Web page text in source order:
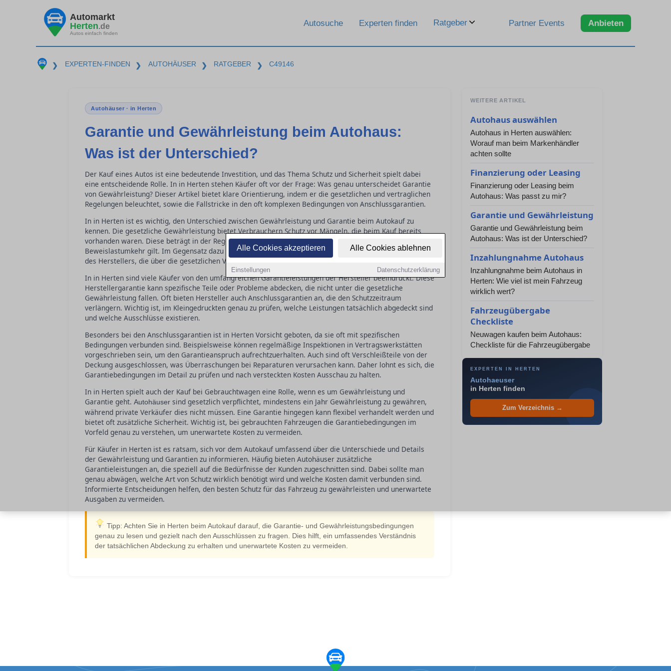
Alle Cookies akzeptieren Alle Cookies ablehnen
Einstellungen Datenschutzerklärung
Automarkt
Herten.de
Autos einfach finden
Autosuche Experten finden Ratgeber Partner Events Anbieten
❯ EXPERTEN-FINDEN ❯ AUTOHÄUSER ❯ RATGEBER ❯ C49146
Autohäuser · in Herten
Garantie und Gewährleistung beim Autohaus:
Was ist der Unterschied?
Der Kauf eines Autos ist eine bedeutende Investition, und das Thema Schutz und Sicherheit spielt dabei
eine entscheidende Rolle. In in Herten stehen Käufer oft vor der Frage: Was genau unterscheidet Garantie
von Gewährleistung? Dieser Artikel bietet klare Orientierung, indem er die gesetzlichen und vertraglichen
Regelungen beleuchtet, sowie die Fallstricke in den oft komplexen Bedingungen von Anschlussgarantien.
In in Herten ist es wichtig, den Unterschied zwischen Gewährleistung und Garantie beim Autokauf zu
kennen. Die gesetzliche Gewährleistung bietet Verbrauchern Schutz vor Mängeln, die beim Kauf bereits
vorhanden waren. Diese beträgt in der Regel zwei Jahre, wobei in den ersten sechs Monaten eine
Beweislastumkehr gilt. Im Gegensatz dazu handelt es sich bei einer Garantie um eine freiwillige Leistung
des Herstellers, die über die gesetzlichen Vorgaben hinausgehen kann.
In in Herten sind viele Käufer von den umfangreichen Garantieleistungen der Hersteller beeindruckt. Diese
Herstellergarantie kann spezifische Teile oder Probleme abdecken, die nicht unter die gesetzliche
Gewährleistung fallen. Oft bieten Hersteller auch Anschlussgarantien an, die den Schutzzeitraum
verlängern. Wichtig ist, im Kleingedruckten genau zu prüfen, welche Leistungen tatsächlich abgedeckt sind
und welche Ausschlüsse existieren.
Besonders bei den Anschlussgarantien ist in Herten Vorsicht geboten, da sie oft mit spezifischen
Bedingungen verbunden sind. Beispielsweise können regelmäßige Inspektionen in Vertragswerkstätten
vorgeschrieben sein, um den Garantieanspruch aufrechtzuerhalten. Auch sind oft Verschleißteile von der
Deckung ausgeschlossen, was Überraschungen bei Reparaturen verursachen kann. Daher lohnt es sich, die
Garantiebedingungen im Detail zu prüfen und nach versteckten Kosten Ausschau zu halten.
In in Herten spielt auch der Kauf bei Gebrauchtwagen eine Rolle, wenn es um Gewährleistung und
Garantie geht. Autohäuser sind gesetzlich verpflichtet, mindestens ein Jahr Gewährleistung zu gewähren,
während private Verkäufer dies nicht müssen. Eine Garantie hingegen kann flexibel verhandelt werden und
bietet oft zusätzliche Sicherheit. Wichtig ist, bei gebrauchten Fahrzeugen die Garantiebedingungen im
Vorfeld genau zu verstehen, um unerwartete Kosten zu vermeiden.
Für Käufer in Herten ist es ratsam, sich vor dem Autokauf umfassend über die Unterschiede und Details
der Gewährleistung und Garantien zu informieren. Häufig bieten Autohäuser zusätzliche
Garantieleistungen an, die speziell auf die Bedürfnisse der Kunden zugeschnitten sind. Dabei sollte man
genau abwägen, welche Art von Schutz wirklich benötigt wird und welche Kosten damit verbunden sind.
Informierte Entscheidungen helfen, den besten Schutz für das Fahrzeug zu gewährleisten und unerwartete
Ausgaben zu vermeiden.
Tipp: Achten Sie in Herten beim Autokauf darauf, die Garantie- und Gewährleistungsbedingungen
genau zu lesen und gezielt nach den Ausschlüssen zu fragen. Dies hilft, ein umfassendes Verständnis
der tatsächlichen Abdeckung zu erhalten und unerwartete Kosten zu vermeiden.
WEITERE ARTIKEL
Autohaus auswählen
Autohaus in Herten auswählen:
Worauf man beim Markenhändler
achten sollte
Finanzierung oder Leasing
Finanzierung oder Leasing beim
Autohaus: Was passt zu mir?
Garantie und Gewährleistung
Garantie und Gewährleistung beim
Autohaus: Was ist der Unterschied?
Inzahlungnahme Autohaus
Inzahlungnahme beim Autohaus in
Herten: Wie viel ist mein Fahrzeug
wirklich wert?
Fahrzeugübergabe
Checkliste
Neuwagen kaufen beim Autohaus:
Checkliste für die Fahrzeugübergabe
EXPERTEN IN HERTEN
Autohaeuser
in Herten finden
Zum Verzeichnis →